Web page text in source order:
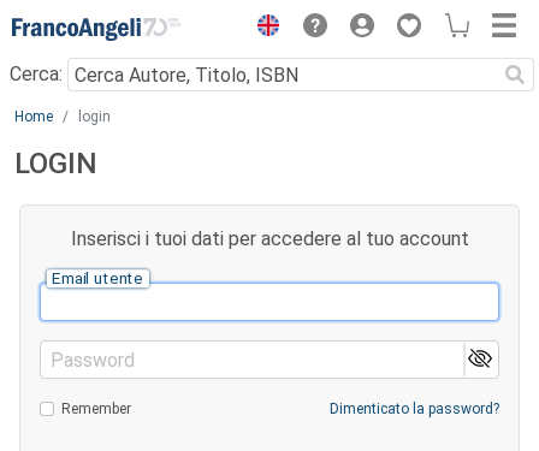
Menu
Cerca:
Main content
Home login
LOGIN
Inserisci i tuoi dati per accedere al tuo account
Email utente
Password
Remember Dimenticato la password?